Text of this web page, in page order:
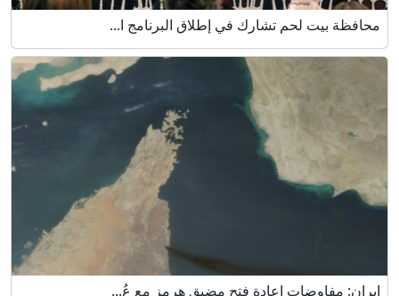
محافظة بيت لحم تشارك في إطلاق البرنامج ا...
إيران: مفاوضات إعادة فتح مضيق هرمز مع عُ...